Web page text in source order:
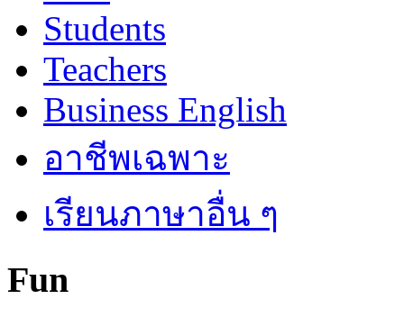
Students
Teachers
Business English
อาชีพเฉพาะ
เรียนภาษาอื่น ๆ
Fun